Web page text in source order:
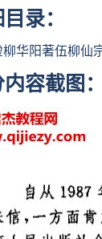
录：
柳华阳著伍柳仙
容截图：